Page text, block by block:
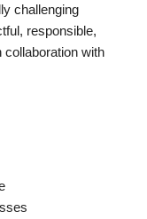
challenging
responsible,
collaboration with